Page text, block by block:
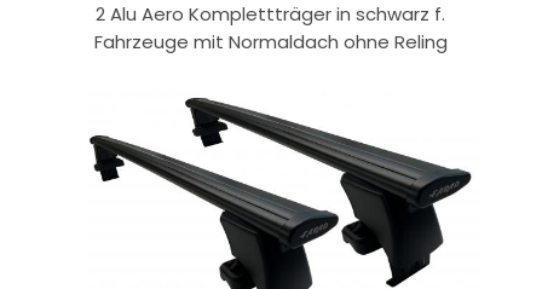
2 Alu Aero Komplettträger in schwarz f.
Fahrzeuge mit Normaldach ohne Reling